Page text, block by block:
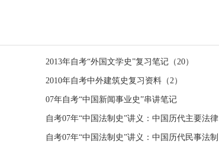
2013年自考“外国文学史”复习笔记（20）
2010年自考中外建筑史复习资料（2）
07年自考“中国新闻事业史”串讲笔记
自考07年“中国法制史”讲义：中国历代主要法律
自考07年“中国法制史”讲义：中国历代民事法制